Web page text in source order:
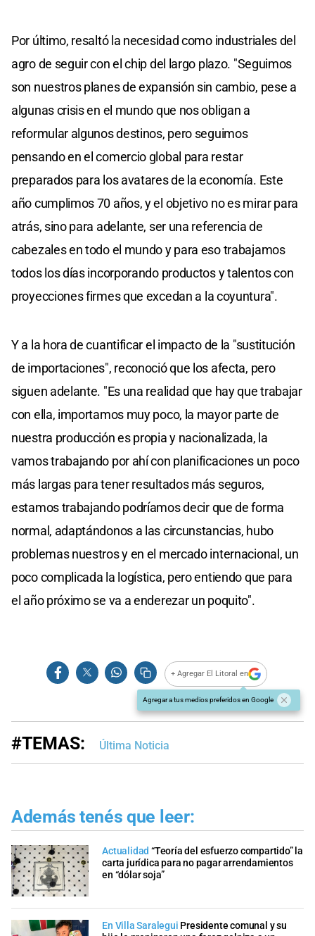
Por último, resaltó la necesidad como industriales del
agro de seguir con el chip del largo plazo. "Seguimos
son nuestros planes de expansión sin cambio, pese a
algunas crisis en el mundo que nos obligan a
reformular algunos destinos, pero seguimos
pensando en el comercio global para restar
preparados para los avatares de la economía. Este
año cumplimos 70 años, y el objetivo no es mirar para
atrás, sino para adelante, ser una referencia de
cabezales en todo el mundo y para eso trabajamos
todos los días incorporando productos y talentos con
proyecciones firmes que excedan a la coyuntura".
Y a la hora de cuantificar el impacto de la "sustitución
de importaciones", reconoció que los afecta, pero
siguen adelante. "Es una realidad que hay que trabajar
con ella, importamos muy poco, la mayor parte de
nuestra producción es propia y nacionalizada, la
vamos trabajando por ahí con planificaciones un poco
más largas para tener resultados más seguros,
estamos trabajando podríamos decir que de forma
normal, adaptándonos a las circunstancias, hubo
problemas nuestros y en el mercado internacional, un
poco complicada la logística, pero entiendo que para
el año próximo se va a enderezar un poquito".
+ Agregar El Litoral en
Agregar a tus medios preferidos en Google
#TEMAS: Última Noticia
Además tenés que leer:
Actualidad “Teoría del esfuerzo compartido” la
carta jurídica para no pagar arrendamientos
en “dólar soja”
En Villa Saralegui Presidente comunal y su